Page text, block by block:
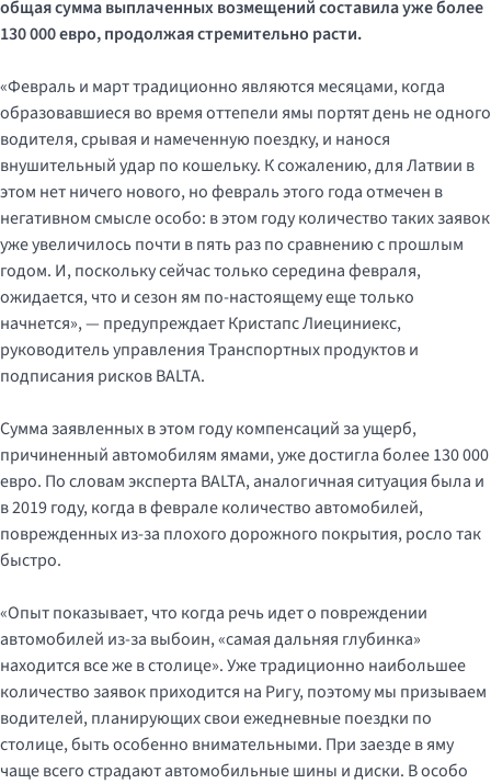
общая сумма выплаченных возмещений составила уже более
130 000 евро, продолжая стремительно расти.
«Февраль и март традиционно являются месяцами, когда
образовавшиеся во время оттепели ямы портят день не одного
водителя, срывая и намеченную поездку, и нанося
внушительный удар по кошельку. К сожалению, для Латвии в
этом нет ничего нового, но февраль этого года отмечен в
негативном смысле особо: в этом году количество таких заявок
уже увеличилось почти в пять раз по сравнению с прошлым
годом. И, поскольку сейчас только середина февраля,
ожидается, что и сезон ям по-настоящему еще только
начнется», — предупреждает Кристапс Лиециниекс,
руководитель управления Транспортных продуктов и
подписания рисков BALTA.
Сумма заявленных в этом году компенсаций за ущерб,
причиненный автомобилям ямами, уже достигла более 130 000
евро. По словам эксперта BALTA, аналогичная ситуация была и
в 2019 году, когда в феврале количество автомобилей,
поврежденных из-за плохого дорожного покрытия, росло так
быстро.
«Опыт показывает, что когда речь идет о повреждении
автомобилей из-за выбоин, «самая дальняя глубинка»
находится все же в столице». Уже традиционно наибольшее
количество заявок приходится на Ригу, поэтому мы призываем
водителей, планирующих свои ежедневные поездки по
столице, быть особенно внимательными. При заезде в яму
чаще всего страдают автомобильные шины и диски. В особо